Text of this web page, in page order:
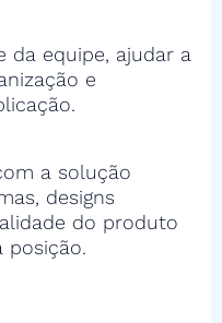
equipe, ajudar a
e
a solução
designs
do produto
posição.